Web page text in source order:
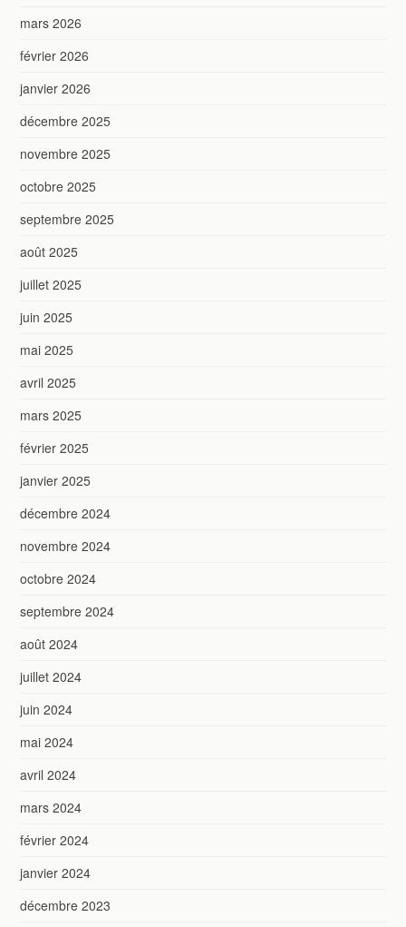
mars 2026
février 2026
janvier 2026
décembre 2025
novembre 2025
octobre 2025
septembre 2025
août 2025
juillet 2025
juin 2025
mai 2025
avril 2025
mars 2025
février 2025
janvier 2025
décembre 2024
novembre 2024
octobre 2024
septembre 2024
août 2024
juillet 2024
juin 2024
mai 2024
avril 2024
mars 2024
février 2024
janvier 2024
décembre 2023